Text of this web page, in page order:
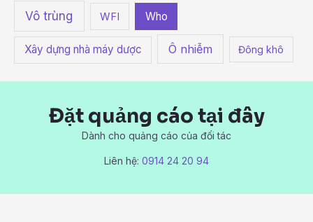
Vô trùng WFI Who
Xây dựng nhà máy dược Ô nhiễm Đông khô
Đặt quảng cáo tại đây
Dành cho quảng cáo của đối tác
Liên hệ: 0914 24 20 94